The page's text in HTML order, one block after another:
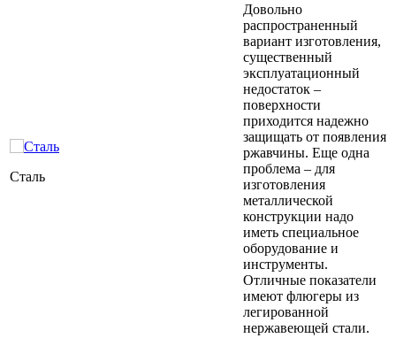
Сталь
Довольно
распространенный
вариант изготовления,
существенный
эксплуатационный
недостаток –
поверхности
приходится надежно
защищать от появления
ржавчины. Еще одна
проблема – для
изготовления
металлической
конструкции надо
иметь специальное
оборудование и
инструменты.
Отличные показатели
имеют флюгеры из
легированной
нержавеющей стали.